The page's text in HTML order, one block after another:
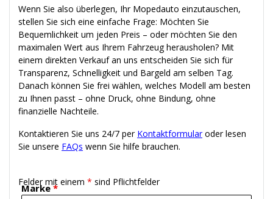
Wenn Sie also überlegen, Ihr Mopedauto einzutauschen,
stellen Sie sich eine einfache Frage: Möchten Sie
Bequemlichkeit um jeden Preis – oder möchten Sie den
maximalen Wert aus Ihrem Fahrzeug herausholen? Mit
einem direkten Verkauf an uns entscheiden Sie sich für
Transparenz, Schnelligkeit und Bargeld am selben Tag.
Danach können Sie frei wählen, welches Modell am besten
zu Ihnen passt – ohne Druck, ohne Bindung, ohne
finanzielle Nachteile.
Kontaktieren Sie uns 24/7 per Kontaktformularoder lesen
Sie unsere FAQs wenn Sie hilfe brauchen.
Felder mit einem * sind Pflichtfelder
Marke*